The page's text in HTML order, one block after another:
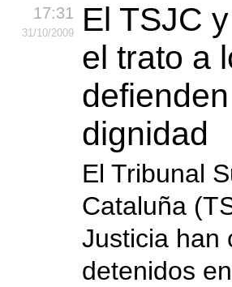
17:31
31/10/2009
El TSJC
el trato a
dignidad
El Tribunal
Cataluña
Justicia han
detenidos